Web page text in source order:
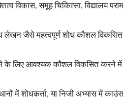
विकास, समूह चिकित्सा, विद्यालय
लेखन जैसे महत्वपूर्ण शोध कौशल
के लिए आवश्यक कौशल विकसित करने
में शोधकर्ता, या निजी अभ्यास में